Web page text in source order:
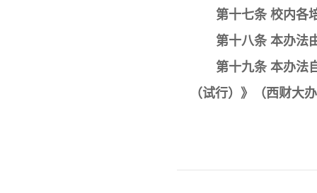
第十七条 校内各
第十八条 本办法
第十九条 本办法
（试行）》（西财大